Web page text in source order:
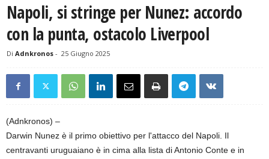
Napoli, si stringe per Nunez: accordo
con la punta, ostacolo Liverpool
Di Adnkronos - 25 Giugno 2025
(Adnkronos) –
Darwin Nunez è il primo obiettivo per l'attacco del Napoli. Il
centravanti uruguaiano è in cima alla lista di Antonio Conte e in